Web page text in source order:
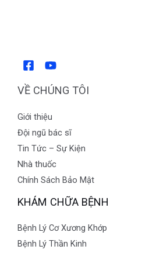
VỀ CHÚNG TÔI
Giới thiệu
Đội ngũ bác sĩ
Tin Tức – Sự Kiện
Nhà thuốc
Chính Sách Bảo Mật
KHÁM CHỮA BỆNH
Bệnh Lý Cơ Xương Khớp
Bệnh Lý Thần Kinh